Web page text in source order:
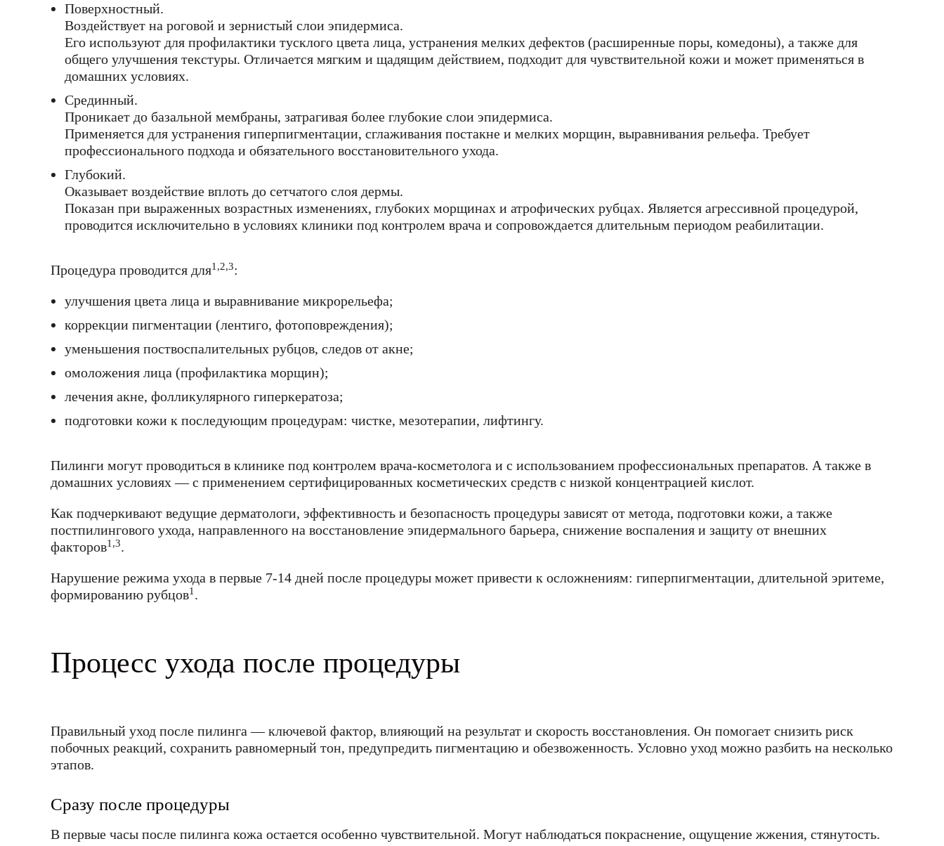
Поверхностный.
Воздействует на роговой и зернистый слои эпидермиса.
Его используют для профилактики тусклого цвета лица, устранения мелких дефектов (расширенные поры, комедоны), а также для
общего улучшения текстуры. Отличается мягким и щадящим действием, подходит для чувствительной кожи и может применяться в
домашних условиях.
Срединный.
Проникает до базальной мембраны, затрагивая более глубокие слои эпидермиса.
Применяется для устранения гиперпигментации, сглаживания постакне и мелких морщин, выравнивания рельефа. Требует
профессионального подхода и обязательного восстановительного ухода.
Глубокий.
Оказывает воздействие вплоть до сетчатого слоя дермы.
Показан при выраженных возрастных изменениях, глубоких морщинах и атрофических рубцах. Является агрессивной процедурой,
проводится исключительно в условиях клиники под контролем врача и сопровождается длительным периодом реабилитации.
Процедура проводится для1,2,3:
улучшения цвета лица и выравнивание микрорельефа;
коррекции пигментации (лентиго, фотоповреждения);
уменьшения поствоспалительных рубцов, следов от акне;
омоложения лица (профилактика морщин);
лечения акне, фолликулярного гиперкератоза;
подготовки кожи к последующим процедурам: чистке, мезотерапии, лифтингу.
Пилинги могут проводиться в клинике под контролем врача-косметолога и с использованием профессиональных препаратов. А также в
домашних условиях — с применением сертифицированных косметических средств с низкой концентрацией кислот.
Как подчеркивают ведущие дерматологи, эффективность и безопасность процедуры зависят от метода, подготовки кожи, а также
постпилингового ухода, направленного на восстановление эпидермального барьера, снижение воспаления и защиту от внешних
факторов1,3.
Нарушение режима ухода в первые 7-14 дней после процедуры может привести к осложнениям: гиперпигментации, длительной эритеме,
формированию рубцов1 .
Процесс ухода после процедуры
Правильный уход после пилинга — ключевой фактор, влияющий на результат и скорость восстановления. Он помогает снизить риск
побочных реакций, сохранить равномерный тон, предупредить пигментацию и обезвоженность. Условно уход можно разбить на несколько
этапов.
Сразу после процедуры
В первые часы после пилинга кожа остается особенно чувствительной. Могут наблюдаться покраснение, ощущение жжения, стянутость.